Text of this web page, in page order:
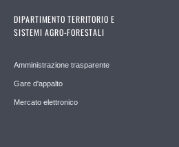
DIPARTIMENTO TERRITORIO E
SISTEMI AGRO-FORESTALI
Amministrazione trasparente
Gare d'appalto
Mercato elettronico